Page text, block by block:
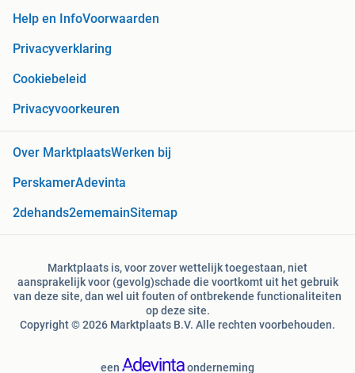
Help en InfoVoorwaarden
Privacyverklaring
Cookiebeleid
Privacyvoorkeuren
Over MarktplaatsWerken bij
PerskamerAdevinta
2dehands2ememainSitemap
Marktplaats is, voor zover wettelijk toegestaan, niet
aansprakelijk voor (gevolg)schade die voortkomt uit het gebruik
van deze site, dan wel uit fouten of ontbrekende functionaliteiten
op deze site.
Copyright © 2026 Marktplaats B.V. Alle rechten voorbehouden.
een onderneming